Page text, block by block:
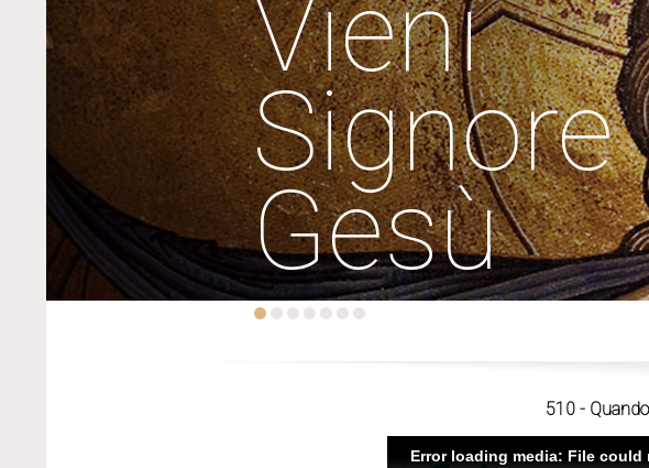
Vieni
Signore
Gesù
510 -
Error loading media: File could